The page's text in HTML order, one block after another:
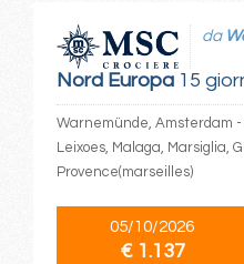
Nord Europa15
da
Warnemünde, Amsterdam
Leixoes, Malaga, Marsiglia,
Provence(marseilles)
05/10/2026
€ 1.137